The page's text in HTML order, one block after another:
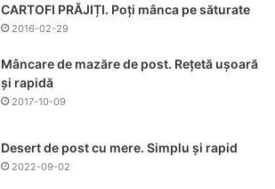
CARTOFI PRĂJIȚI. Poți mânca pe săturate
2016-02-29
Mâncare de mazăre de post. Rețetă ușoară
și rapidă
2017-10-09
Desert de post cu mere. Simplu și rapid
2022-09-02